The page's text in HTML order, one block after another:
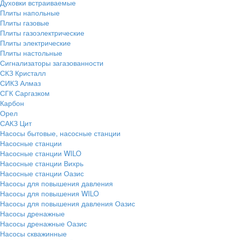
Духовки встраиваемые
Плиты напольные
Плиты газовые
Плиты газоэлектрические
Плиты электрические
Плиты настольные
Сигнализаторы загазованности
СКЗ Кристалл
СИКЗ Алмаз
СГК Саргазком
Карбон
Орел
САКЗ Цит
Насосы бытовые, насосные станции
Насосные станции
Насосные станции WILO
Насосные станции Вихрь
Насосные станции Оазис
Насосы для повышения давления
Насосы для повышения WILO
Насосы для повышения давления Оазис
Насосы дренажные
Насосы дренажные Оазис
Насосы скважинные